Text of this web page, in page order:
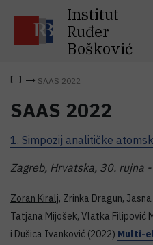
Institut
Ruđer
Bošković
SAAS 2022
SAAS 2022
1. Simpozij analitičke
Zagreb, Hrvatska, 30. rujna
Zoran Kiralj, Zrinka Dragun,
Tatjana Mijošek, Vlatka Filipović
i Dušica Ivanković (2022) Multi-